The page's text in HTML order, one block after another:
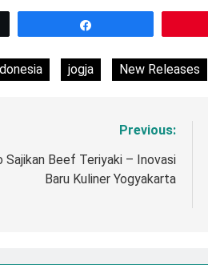
jogja New Releases
Previous:
Sajikan Beef Teriyaki – Inovasi
Baru Kuliner Yogyakarta